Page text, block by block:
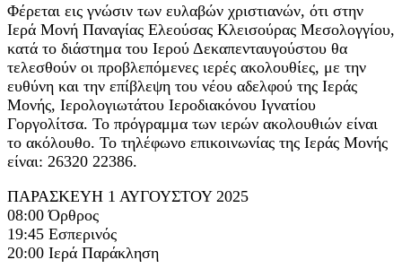
Φέρεται εις γνώσιν των ευλαβών χριστιανών, ότι στην
Ιερά Μονή Παναγίας Ελεούσας Κλεισούρας Μεσολογγίου,
κατά το διάστημα του Ιερού Δεκαπενταυγούστου θα
τελεσθούν οι προβλεπόμενες ιερές ακολουθίες, με την
ευθύνη και την επίβλεψη του νέου αδελφού της Ιεράς
Μονής, Ιερολογιωτάτου Ιεροδιακόνου Ιγνατίου
Γοργολίτσα. Το πρόγραμμα των ιερών ακολουθιών είναι
το ακόλουθο. Το τηλέφωνο επικοινωνίας της Ιεράς Μονής
είναι: 26320 22386.
ΠΑΡΑΣΚΕΥΗ 1 ΑΥΓΟΥΣΤΟΥ 2025
08:00 Όρθρος
19:45 Εσπερινός
20:00 Ιερά Παράκληση